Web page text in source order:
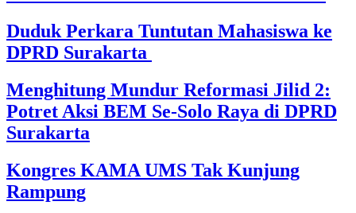
Duduk Perkara Tuntutan Mahasiswa ke
DPRD Surakarta
Menghitung Mundur Reformasi Jilid 2:
Potret Aksi BEM Se-Solo Raya di DPRD
Surakarta
Kongres KAMA UMS Tak Kunjung
Rampung